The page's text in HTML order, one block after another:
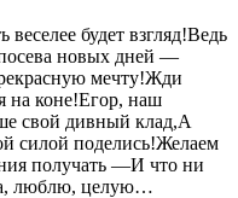
будет взгляд!Ведь
новых дней —
мечту!Жди
на коне!Егор, наш
свой дивный клад,А
силой поделись!Желаем
получать —И что ни
люблю, целую…